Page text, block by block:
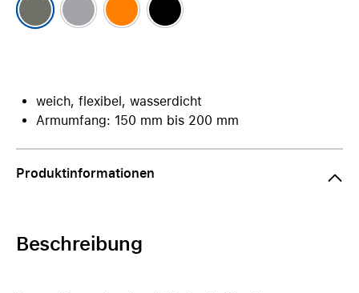
weich, flexibel, wasserdicht
Armumfang: 150 mm bis 200 mm
Produktinformationen
Beschreibung